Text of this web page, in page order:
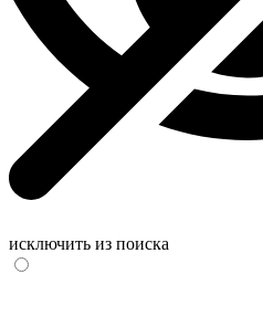
исключить из поиска